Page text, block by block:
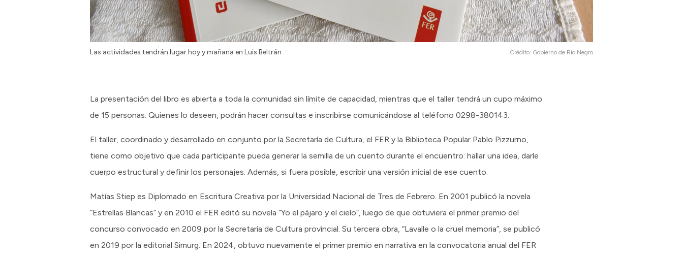
Las actividades tendrán lugar hoy y mañana en Luis Beltrán. Crédito: Gobierno de Río Negro
La presentación del libro es abierta a toda la comunidad sin límite de capacidad, mientras que el taller tendrá un cupo máximo
de 15 personas. Quienes lo deseen, podrán hacer consultas e inscribirse comunicándose al teléfono 0298-380143.
El taller, coordinado y desarrollado en conjunto por la Secretaría de Cultura, el FER y la Biblioteca Popular Pablo Pizzurno,
tiene como objetivo que cada participante pueda generar la semilla de un cuento durante el encuentro: hallar una idea, darle
cuerpo estructural y definir los personajes. Además, si fuera posible, escribir una versión inicial de ese cuento.
Matías Stiep es Diplomado en Escritura Creativa por la Universidad Nacional de Tres de Febrero. En 2001 publicó la novela
“Estrellas Blancas” y en 2010 el FER editó su novela “Yo el pájaro y el cielo”, luego de que obtuviera el primer premio del
concurso convocado en 2009 por la Secretaría de Cultura provincial. Su tercera obra, “Lavalle o la cruel memoria”, se publicó
en 2019 por la editorial Simurg. En 2024, obtuvo nuevamente el primer premio en narrativa en la convocatoria anual del FER